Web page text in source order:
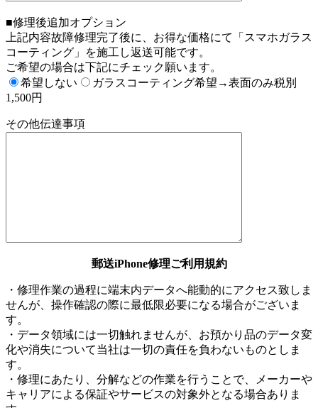
■修理後追加オプション
上記内容故障修理完了後に、お得な価格にて「スマホガラス
コーティング」を施工し返送可能です。
ご希望の場合は下記にチェック願います。
希望しない
ガラスコーティング希望→表面のみ税別
1,500円
その他伝達事項
郵送iPhone修理ご利用規約
・修理作業の過程に端末内データへ能動的にアクセス致しま
せんが、操作確認の際に最低限必要になる場合がございま
す。
・データ領域には一切触れませんが、お預かり品のデータ変
化や消失について当社は一切の責任を負わないものとしま
す。
・修理にあたり、分解などの作業を行うことで、メーカーや
キャリアによる保証やサービスの対象外となる場合ありま